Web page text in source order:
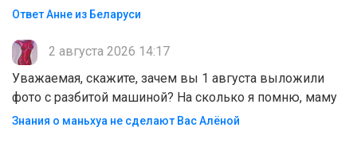
Ответ Анне из Беларуси
2 августа 2026 14:17
Уважаемая, скажите, зачем вы 1 августа выложили
фото с разбитой машиной? На сколько я помню, маму
Знания о маньхуа не сделают Вас Алëной